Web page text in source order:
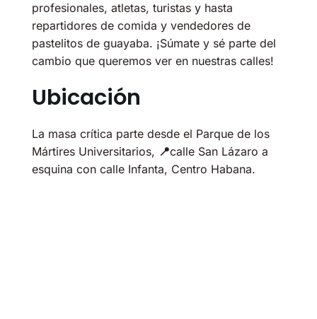
profesionales, atletas, turistas y hasta
repartidores de comida y vendedores de
pastelitos de guayaba. ¡Súmate y sé parte del
cambio que queremos ver en nuestras calles!
Ubicación
La masa crítica parte desde el Parque de los
Mártires Universitarios, 📍calle San Lázaro a
esquina con calle Infanta, Centro Habana.